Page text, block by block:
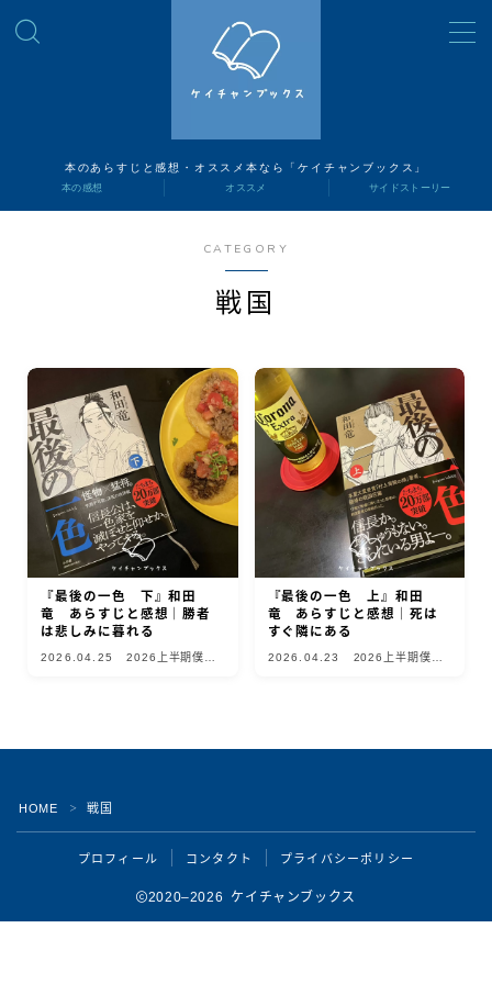
本のあらすじと感想・オススメ本なら「ケイチャンブックス」
本の感想
本の感想 オススメ サイドストーリー
CATEGORY
戦国
『最後の一色 下』和田
竜 あらすじと感想｜勝者
は悲しみに暮れる
2026.04.25
2026上半期僕的
『最後の一色 上』和田
竜 あらすじと感想｜死は
すぐ隣にある
2026.04.23
2026上半期僕的
HOME ＞ 戦国
プロフィール コンタクト プライバシーポリシー
2020–2026 ケイチャンブックス